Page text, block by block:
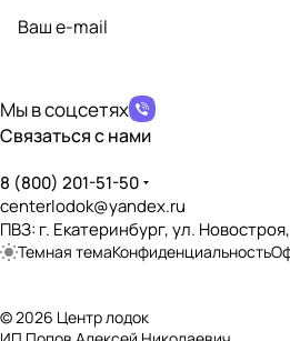
Мы в соцсетях
Связаться с нами
8 (800) 201-51-50
centerlodok@yandex.ru
ПВЗ: г. Екатеринбург, ул.
Темная темаКонфиденциальность
© 2026 Центр лодок